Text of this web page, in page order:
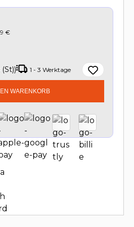
€
1 - 3 Werktage
gewünschten
WARENKORB